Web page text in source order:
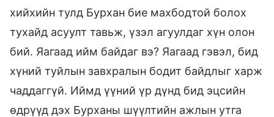
хийхийн тулд Бурхан бие махбодтой болох
тухайд асуулт тавьж, үзэл агуулдаг хүн олон
бий. Яагаад ийм байдаг вэ? Яагаад гэвэл, бид
хүний туйлын завхралын бодит байдлыг харж
чаддаггүй. Иймд үүний үр дүнд бид эцсийн
өдрүүд дэх Бурханы шүүлтийн ажлын утга